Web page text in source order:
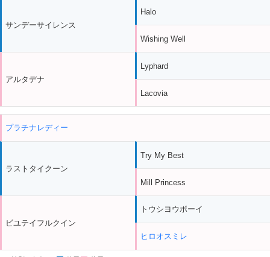
サンデーサイレンス
アルタデナ
Halo
Wishing Well
Lyphard
Lacovia
プラチナレディー
ラストタイクーン
ビユテイフルクイン
Try My Best
Mill Princess
トウシヨウボーイ
ヒロオスミレ